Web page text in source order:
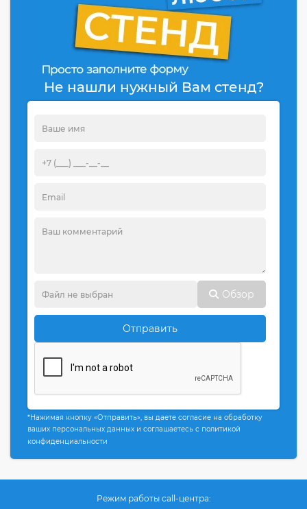
Не нашли нужный Вам стенд?
Обзор
Отправить
*Нажимая кнопку «Отправить», вы даете согласие на обработку
ваших персональных данных и соглашаетесь с политикой
конфиденциальности
Режим работы call-центра: